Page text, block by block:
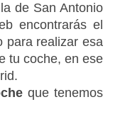
de San Antonio
encontrarás el
para realizar esa
tu coche, en ese
que tenemos